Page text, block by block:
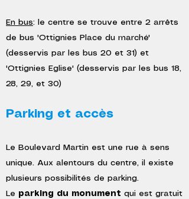
En bus: le centre se trouve entre 2 arrêts
de bus 'Ottignies Place du marché'
(desservis par les bus 20 et 31) et
'Ottignies Eglise' (desservis par les bus 18,
28, 29, et 30)
Parking et accès
Le Boulevard Martin est une rue à sens
unique. Aux alentours du centre, il existe
plusieurs possibilités de parking.
Le parking du monument qui est gratuit